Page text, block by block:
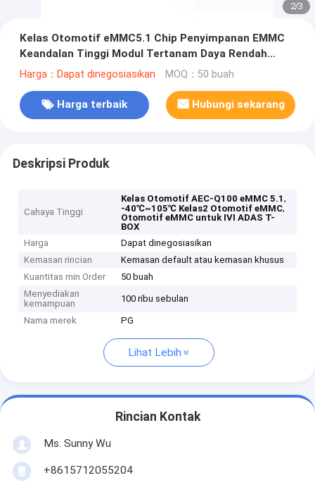
2/3
Kelas Otomotif eMMC5.1 Chip Penyimpanan EMMC
Keandalan Tinggi Modul Tertanam Daya Rendah
untuk Perangkat Cerdas
Harga：Dapat dinegosiasikan MOQ：50 buah
Harga terbaik Hubungi sekarang
Deskripsi Produk
Cahaya Tinggi
Kelas Otomotif AEC-Q100 eMMC 5.1,
-40℃~105℃ Kelas2 Otomotif eMMC,
Otomotif eMMC untuk IVI ADAS T-
BOX
Harga
Dapat dinegosiasikan
Kemasan rincian
Kemasan default atau kemasan khusus
Kuantitas min Order
50 buah
Menyediakan
kemampuan
100 ribu sebulan
Nama merek PG
Lihat Lebih
Rincian Kontak
Ms. Sunny Wu
+8615712055204